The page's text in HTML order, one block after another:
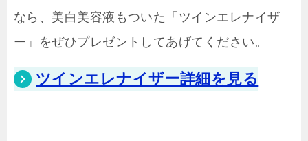
なら、美白美容液もついた「ツインエレナイザ
ー」をぜひプレゼントしてあげてください。
ツインエレナイザー詳細を見る